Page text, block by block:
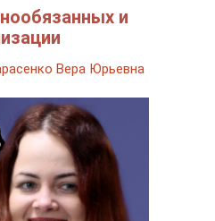
и
Вера Юрьевна